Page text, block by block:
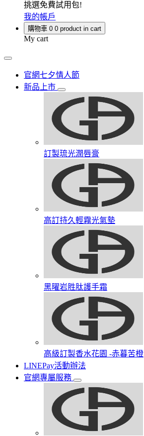
挑選免費試用包!
我的帳戶
購物車 0 0 product in cart
My cart
官網七夕情人節
新品上市
訂製琉光潤唇膏​
高訂持久輕霧光氣墊
黑曜岩胜肽護手霜​
高級訂製香水花園​ -赤暮苦橙
LINEPay活動辦法
官網專屬服務